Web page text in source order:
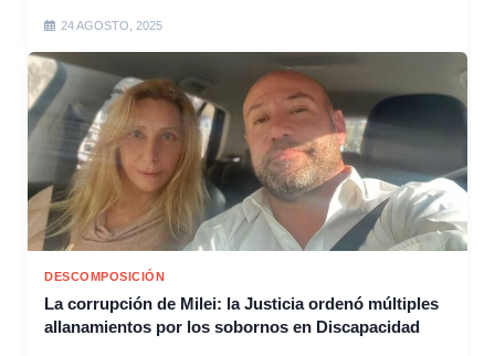
24 AGOSTO, 2025
DESCOMPOSICIÓN
La corrupción de Milei: la Justicia ordenó múltiples
allanamientos por los sobornos en Discapacidad